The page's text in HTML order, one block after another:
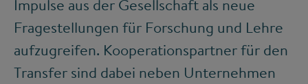
Impulse aus der Gesellschaft als neue
Fragestellungen für Forschung und Lehre
aufzugreifen. Kooperationspartner für den
Transfer sind dabei neben Unternehmen